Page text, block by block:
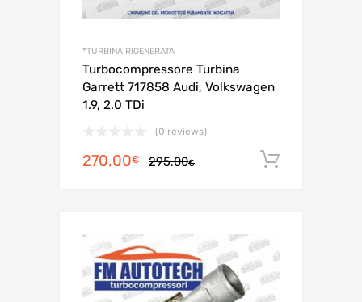
*TURBINA RIGENERATA
Turbocompressore Turbina
Garrett 717858 Audi, Volkswagen
1.9, 2.0 TDi
(0 reviews)
295,00€Il
295,00€.
270,00€
Il
270,00€.